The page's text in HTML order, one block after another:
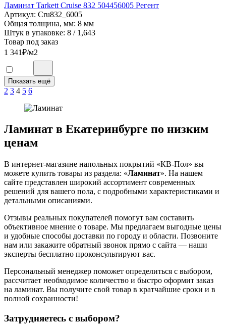
Ламинат Tarkett Cruise 832 504456005 Регент
Артикул: Cru832_6005
Общая толщина, мм: 8 мм
Штук в упаковке: 8 / 1,643
Товар под заказ
1 341₽/м2
2 3 4 5 6
Ламинат в Екатеринбурге по низким
ценам
В интернет-магазине напольных покрытий «КВ-Пол» вы
можете купить товары из раздела: «Ламинат». На нашем
сайте представлен широкий ассортимент современных
решений для вашего пола, с подробными характеристиками и
детальными описаниями.
Отзывы реальных покупателей помогут вам составить
объективное мнение о товаре. Мы предлагаем выгодные цены
и удобные способы доставки по городу и области. Позвоните
нам или закажите обратный звонок прямо с сайта — наши
эксперты бесплатно проконсультируют вас.
Персональный менеджер поможет определиться с выбором,
рассчитает необходимое количество и быстро оформит заказ
на ламинат. Вы получите свой товар в кратчайшие сроки и в
полной сохранности!
Затрудняетесь с выбором?